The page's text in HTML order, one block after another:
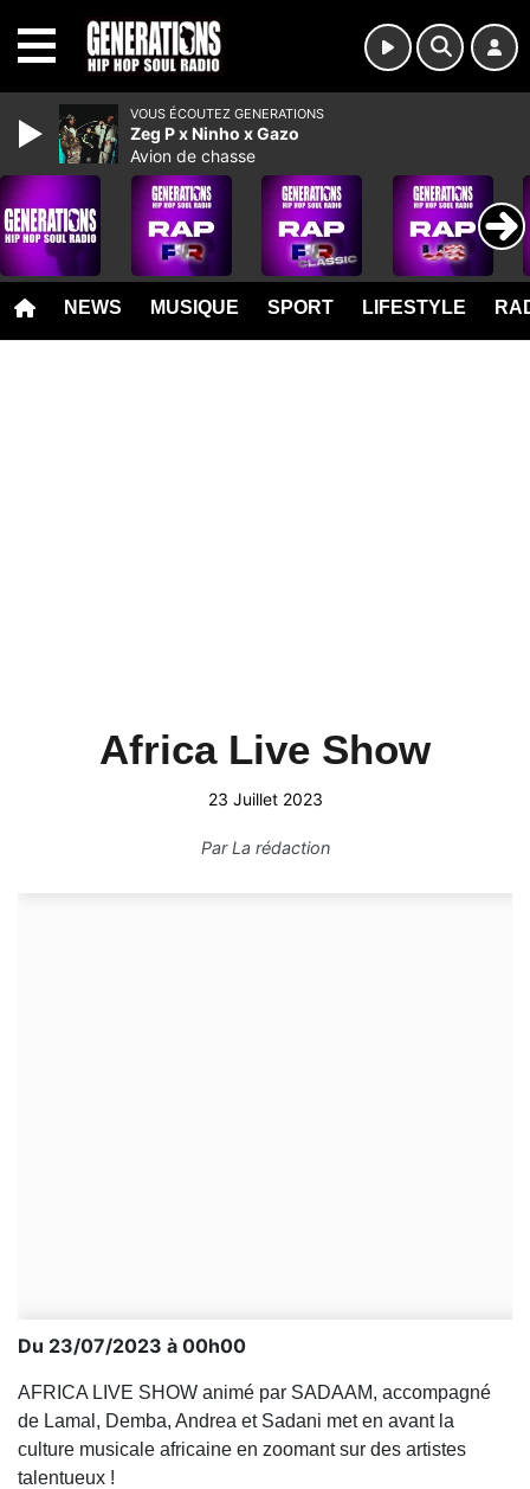
NEWS MUSIQUE SPORT LIFESTYLE
Africa Live Show
23 Juillet 2023
ParLa rédaction
Du 23/07/2023 à 00h00
AFRICA LIVE SHOW animé par SADAAM, accompagné
de Lamal, Demba, Andrea et Sadani met en avant la
culture musicale africaine en zoomant sur des artistes
talentueux !
VOUS ÉCOUTEZ GENERATIONS
Zeg P x Ninho x Gazo
Avion de chasse